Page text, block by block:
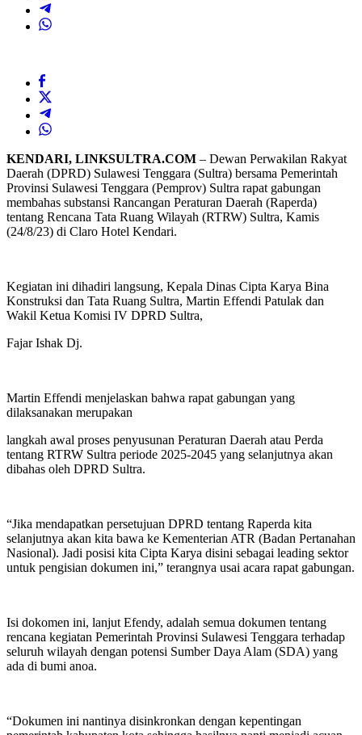
KENDARI, LINKSULTRA.COM – Dewan Perwakilan Rakyat
Daerah (DPRD) Sulawesi Tenggara (Sultra) bersama Pemerintah
Provinsi Sulawesi Tenggara (Pemprov) Sultra rapat gabungan
membahas substansi Rancangan Peraturan Daerah (Raperda)
tentang Rencana Tata Ruang Wilayah (RTRW) Sultra, Kamis
(24/8/23) di Claro Hotel Kendari.
Kegiatan ini dihadiri langsung, Kepala Dinas Cipta Karya Bina
Konstruksi dan Tata Ruang Sultra, Martin Effendi Patulak dan
Wakil Ketua Komisi IV DPRD Sultra,
Fajar Ishak Dj.
Martin Effendi menjelaskan bahwa rapat gabungan yang
dilaksanakan merupakan
langkah awal proses penyusunan Peraturan Daerah atau Perda
tentang RTRW Sultra periode 2025-2045 yang selanjutnya akan
dibahas oleh DPRD Sultra.
“Jika mendapatkan persetujuan DPRD tentang Raperda kita
selanjutnya akan kita bawa ke Kementerian ATR (Badan Pertanahan
Nasional). Jadi posisi kita Cipta Karya disini sebagai leading sektor
untuk pengisian dokumen ini,” terangnya usai acara rapat gabungan.
Isi dokomen ini, lanjut Efendy, adalah semua dokumen tentang
rencana kegiatan Pemerintah Provinsi Sulawesi Tenggara terhadap
seluruh wilayah dengan potensi Sumber Daya Alam (SDA) yang
ada di bumi anoa.
“Dokumen ini nantinya disinkronkan dengan kepentingan